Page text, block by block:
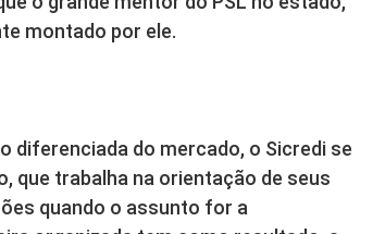
montado por ele.
diferenciada do mercado, o Sicredi se
que trabalha na orientação de seus
quando o assunto for a